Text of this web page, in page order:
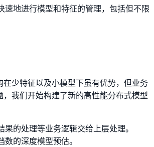
地进行模型和特征的管理，包括但不限
少特征以及小模型下虽有优势，但业务
我们开始构建了新的高性能分布式模型
的处理等业务逻辑交给上层处理。
的深度模型预估。